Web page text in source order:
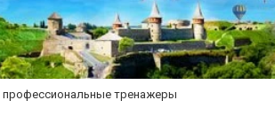
профессиональные тренажеры